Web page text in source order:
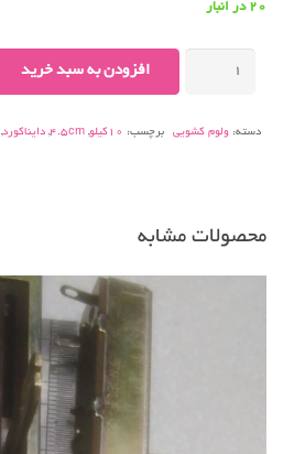
20 در انبار
افزودن به سبد خرید
دسته: ولوم کشویی برچسب: 10کیلو ,
4.5cm
, دایناکورد,
محصولات مشابه